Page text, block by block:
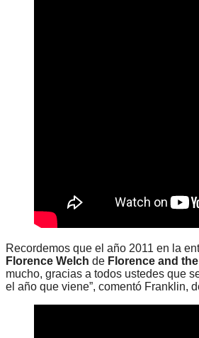
Recordemos que el año 2011 en la
Florence Welch de Florence and
mucho, gracias a todos ustedes que
el año que viene”, comentó Franklin,